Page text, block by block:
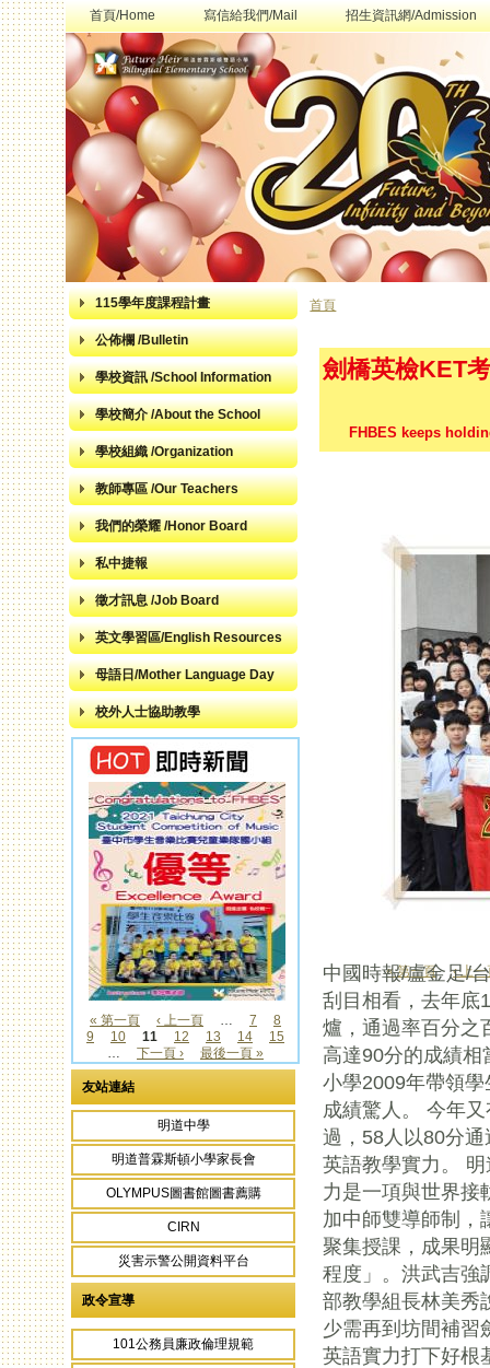
首頁/Home 寫信給我們/Mail 招生資訊網/Admission
115學年度課程計畫
公佈欄 /Bulletin
學校資訊 /School Information
學校簡介 /About the School
學校組織 /Organization
教師專區 /Our Teachers
我們的榮耀 /Honor Board
私中捷報
徵才訊息 /Job Board
英文學習區/English Resources
母語日/Mother Language Day
校外人士協助教學
頁面
« 第一頁 ‹ 上一頁 … 7
8
9
10 11 12 13 14
15
…
下一頁 › 最後一頁 »
友站連結
明道中學
明道普霖斯頓小學家長會
OLYMPUS圖書館圖書薦購
CIRN
災害示警公開資料平台
政令宣導
101公務員廉政倫理規範
首頁
劍橋英檢KET
FHBES keeps
頁面
« 第一頁 ‹ 上一
中國時報/盧金足/
刮目相看，去年底
爐，通過率百分之
高達90分的成績
小學2009年帶領
成績驚人。 今年
過，58人以80分
英語教學實力。
力是一項與世界接
加中師雙導師制，
聚集授課，成果明
程度」。洪武吉強
部教學組長林美秀
少需再到坊間補習
英語實力打下好根